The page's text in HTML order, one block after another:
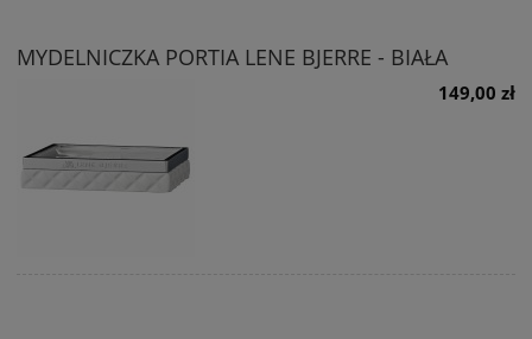
MYDELNICZKA PORTIA LENE BJERRE - BIAŁA
149,00 zł